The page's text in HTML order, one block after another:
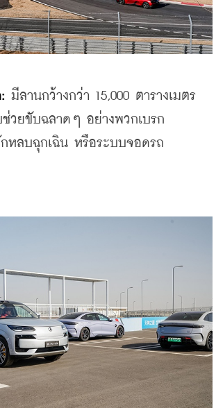
มีลานกว้างกว่า 15,000 ตารางเมตร
ช่วยขับฉลาดๆ อย่างพวกเบรก
หลบฉุกเฉิน หรือระบบจอดรถ